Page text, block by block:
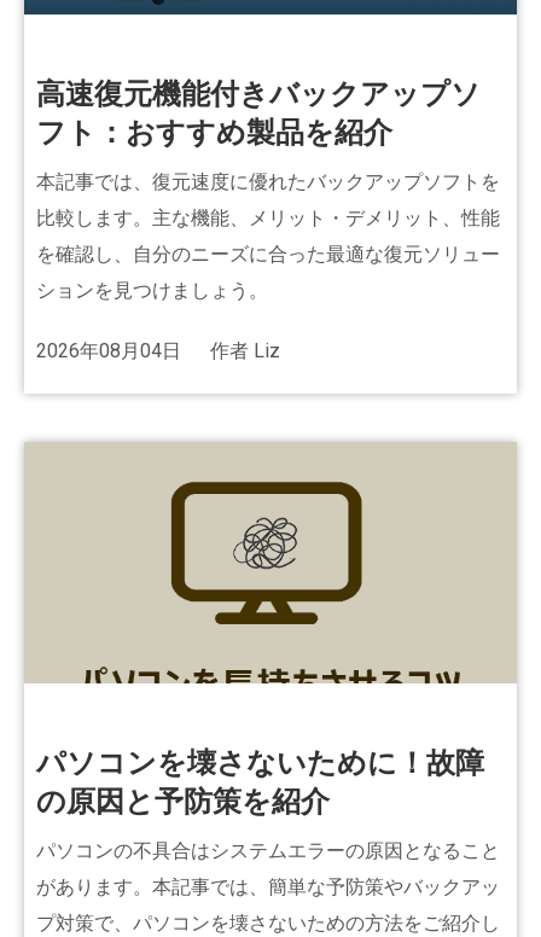
高速復元機能付きバックアップソ
フト：おすすめ製品を紹介
本記事では、復元速度に優れたバックアップソフトを
比較します。主な機能、メリット・デメリット、性能
を確認し、自分のニーズに合った最適な復元ソリュー
ションを見つけましょう。
2026年08月04日 作者 Liz
パソコンを壊さないために！故障
の原因と予防策を紹介
パソコンの不具合はシステムエラーの原因となること
があります。本記事では、簡単な予防策やバックアッ
プ対策で、パソコンを壊さないための方法をご紹介し